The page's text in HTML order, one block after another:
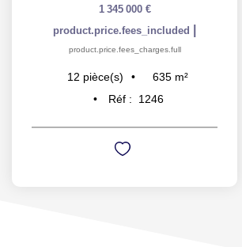
1 210 000 €
product.price.fees_included
product.price.fees_charges.full
9 pièce(s) 373 m²
Réf :
01281